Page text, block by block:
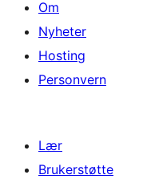
Om
Nyheter
Hosting
Personvern
Lær
Brukerstøtte